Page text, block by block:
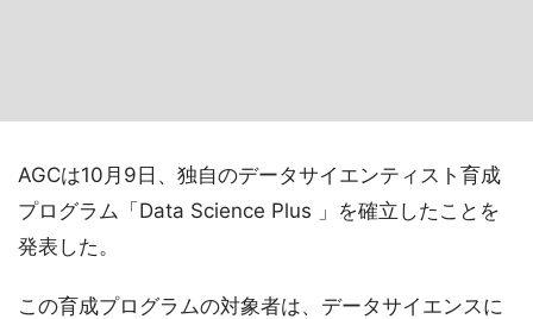
AGCは10月9日、独自のデータサイエンティスト育成
プログラム「Data Science Plus 」を確立したことを
発表した。
この育成プログラムの対象者は、データサイエンスに